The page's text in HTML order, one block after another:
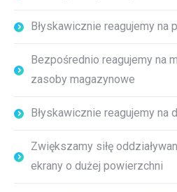
Błyskawicznie reagujemy na
Bezpośrednio reagujemy na
zasoby magazynowe
Błyskawicznie reagujemy na
Zwiększamy siłę
ekrany o dużej powierzchni